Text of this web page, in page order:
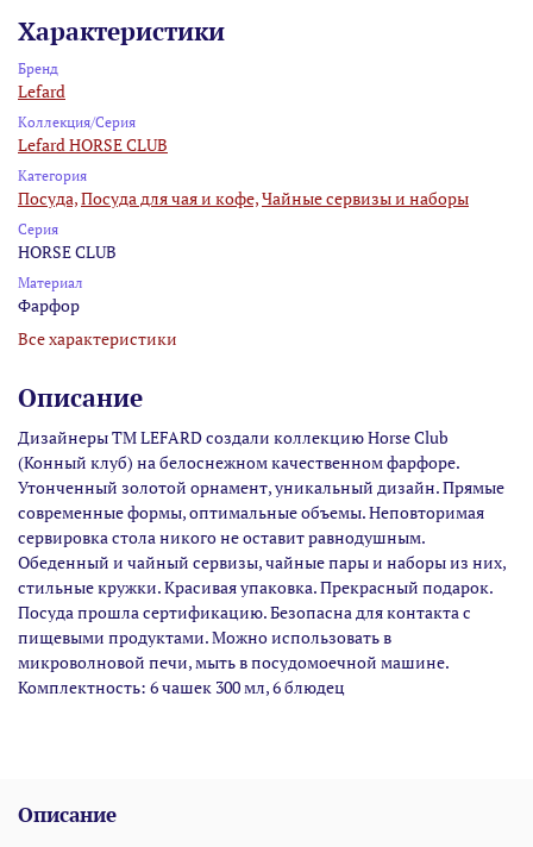
Характеристики
Бренд
Lefard
Коллекция/Серия
Lefard HORSE CLUB
Категория
Посуда,Посуда для чая и кофе,Чайные сервизы и наборы
Серия
HORSE CLUB
Материал
Фарфор
Все характеристики
Описание
Дизайнеры ТМ LEFARD создали коллекцию Horse Club
(Конный клуб) на белоснежном качественном фарфоре.
Утонченный золотой орнамент, уникальный дизайн. Прямые
современные формы, оптимальные объемы. Неповторимая
сервировка стола никого не оставит равнодушным.
Обеденный и чайный сервизы, чайные пары и наборы из них,
стильные кружки. Красивая упаковка. Прекрасный подарок.
Посуда прошла сертификацию. Безопасна для контакта с
пищевыми продуктами. Можно использовать в
микроволновой печи, мыть в посудомоечной машине.
Комплектность: 6 чашек 300 мл, 6 блюдец
Описание